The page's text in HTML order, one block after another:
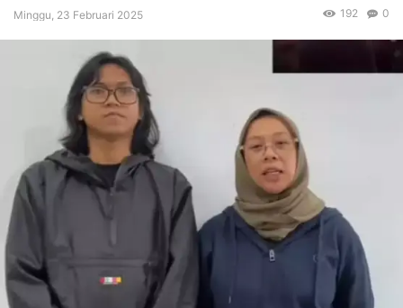
Minggu, 23 Februari 2025 0
192